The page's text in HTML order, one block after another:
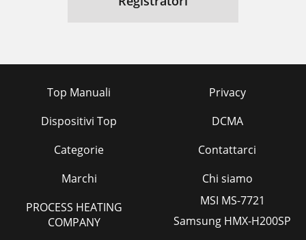
Top Manuali
Dispositivi Top
Categorie
Marchi
Privacy
DCMA
Contattarci
Chi siamo
PROCESS HEATING
COMPANY
MSI MS-7721
Samsung HMX-H200SP